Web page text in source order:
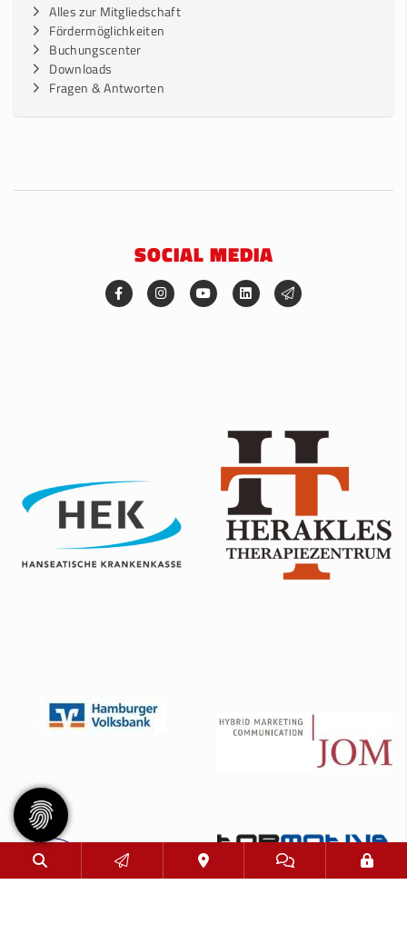
Alles zur Mitgliedschaft
Fördermöglichkeiten
Buchungscenter
Downloads
Fragen & Antworten
SOCIAL MEDIA